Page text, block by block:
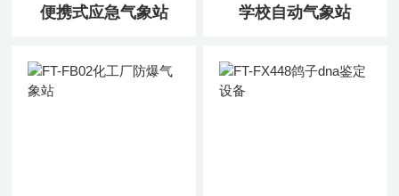
便携式应急气象站 学校自动气象站